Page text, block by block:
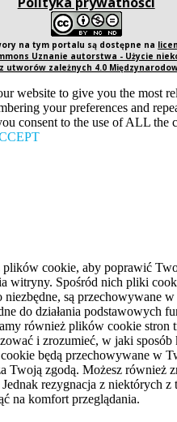
na tym portalu są dostępne na
Uznanie autorstwa - Użycie
utworów zależnych 4.0
website to give you the most
your preferences and
consent to the use of ALL the
plików cookie, aby poprawić
witryny. Spośród nich pliki
są przechowywane w
do działania podstawowych
również plików cookie stron
i zrozumieć, w jaki sposób
będą przechowywane w
Twoją zgodą. Możesz również
rezygnacja z niektórych
na komfort przeglądania.